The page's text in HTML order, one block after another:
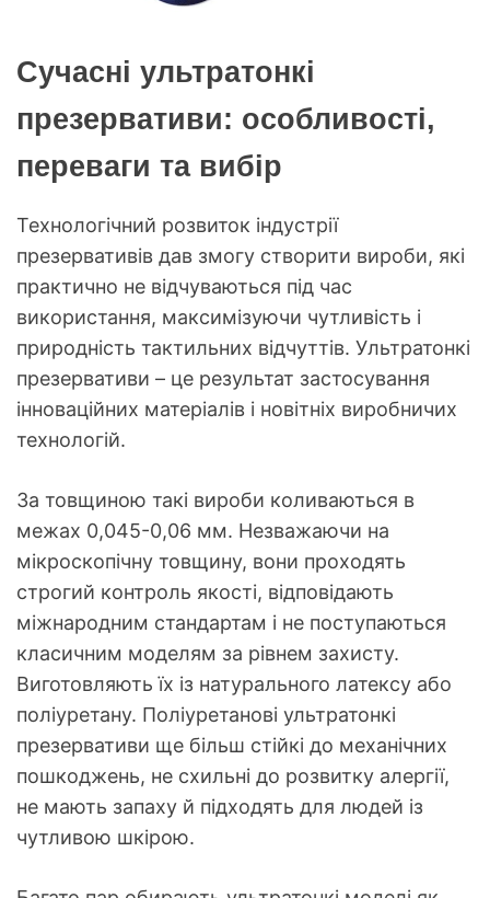
Сучасні ультратонкі
презервативи: особливості,
переваги та вибір
Технологічний розвиток індустрії
презервативів дав змогу створити вироби, які
практично не відчуваються під час
використання, максимізуючи чутливість і
природність тактильних відчуттів. Ультратонкі
презервативи – це результат застосування
інноваційних матеріалів і новітніх виробничих
технологій.
За товщиною такі вироби коливаються в
межах 0,045-0,06 мм. Незважаючи на
мікроскопічну товщину, вони проходять
строгий контроль якості, відповідають
міжнародним стандартам і не поступаються
класичним моделям за рівнем захисту.
Виготовляють їх із натурального латексу або
поліуретану. Поліуретанові ультратонкі
презервативи ще більш стійкі до механічних
пошкоджень, не схильні до розвитку алергії,
не мають запаху й підходять для людей із
чутливою шкірою.